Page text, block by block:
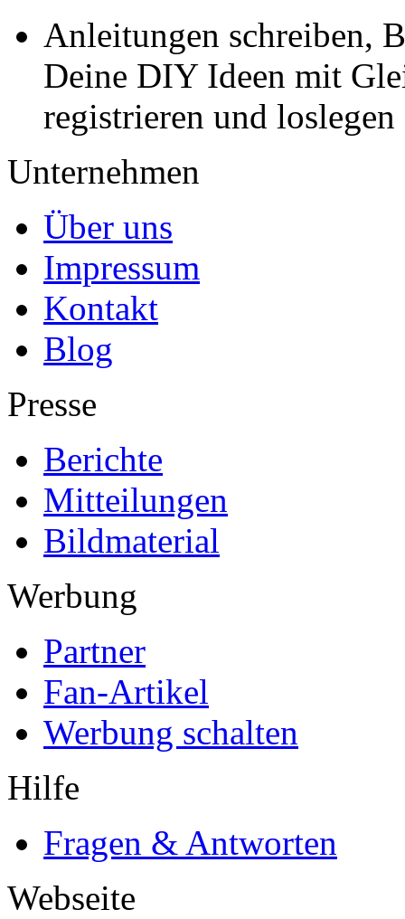
Anleitungen schreiben,
Deine DIY Ideen mit
registrieren und loslegen
Unternehmen
Über uns
Impressum
Kontakt
Blog
Presse
Berichte
Mitteilungen
Bildmaterial
Werbung
Partner
Fan-Artikel
Werbung schalten
Hilfe
Fragen & Antworten
Webseite